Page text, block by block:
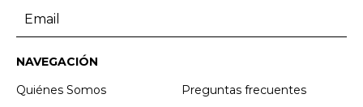
NAVEGACIÓN
Quiénes Somos
Preguntas frecuentes